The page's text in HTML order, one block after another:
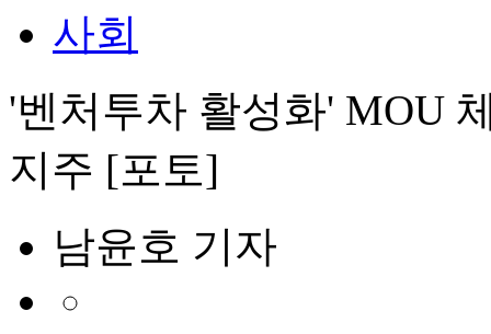
사회
'벤처투차 활성화' MOU
지주 [포토]
남윤호 기자